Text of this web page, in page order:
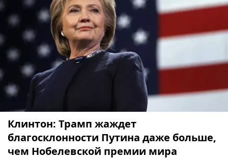
Клинтон: Трамп жаждет
благосклонности Путина даже больше,
чем Нобелевской премии мира